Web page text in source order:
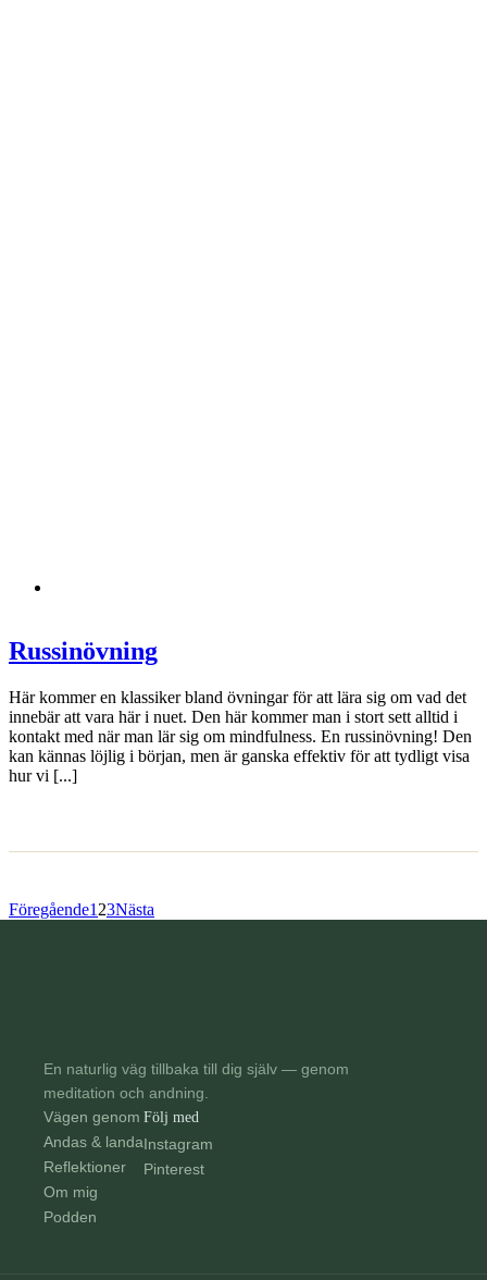
Russinövning
Här kommer en klassiker bland övningar för att lära sig om vad det
innebär att vara här i nuet. Den här kommer man i stort sett alltid i
kontakt med när man lär sig om mindfulness. En russinövning! Den
kan kännas löjlig i början, men är ganska effektiv för att tydligt visa
hur vi [...]
Föregående1 23Nästa
En naturlig väg tillbaka till dig själv — genom
meditation och andning.
Vägen genom
Andas & landa
Reflektioner
Om mig
Podden
Följ med
Instagram
Pinterest